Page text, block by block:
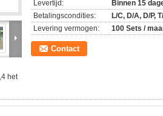
het
Levertijd:
Binnen 15
Betalingscondities:
L/C, D/A, D/P,
Levering vermogen:
100 Sets /
Contact